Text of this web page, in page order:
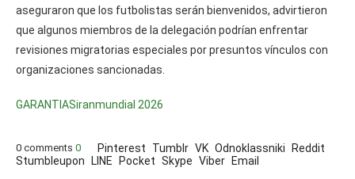
aseguraron que los futbolistas serán bienvenidos, advirtieron
que algunos miembros de la delegación podrían enfrentar
revisiones migratorias especiales por presuntos vínculos con
organizaciones sancionadas.
GARANTIASiranmundial 2026
0 comments 0 Pinterest Tumblr VK Odnoklassniki
Reddit
Stumbleupon
LINE Pocket Skype Viber Email